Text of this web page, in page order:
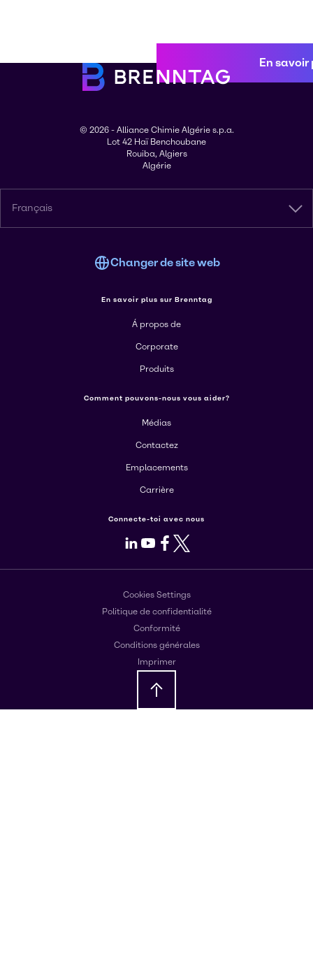
En savoir
© 2026 - Alliance Chimie Algérie s.p.a.
Lot 42 Haï Benchoubane
Rouiba, Algiers
Algérie
Français
Changer de site web
En savoir plus sur Brenntag
Á propos de
Corporate
Produits
Comment pouvons-nous vous aider?
Médias
Contactez
Emplacements
Carrière
Connecte-toi avec nous
LinkedIn
Youtube
Facebook
X
Cookies Settings
Politique de confidentialité
Conformité
Conditions générales
Imprimer